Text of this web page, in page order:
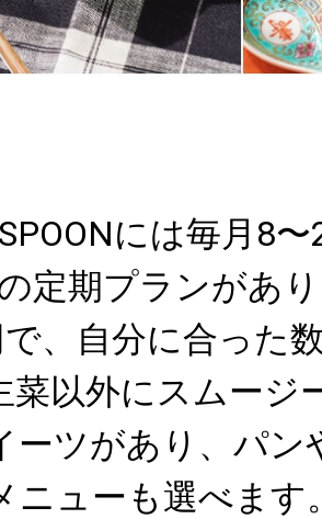
には毎月8
定期プランがあ
で、自分に合った
菜以外にスムージ
ーツがあり、パ
ニューも選べます